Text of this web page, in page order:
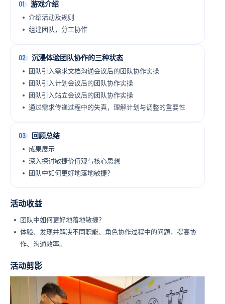
01
游戏介绍
介绍活动及规则
组建团队，分工协作
02
沉浸体验团队协作的三种状态
团队引入需求文档沟通会议后的团队协作实操
团队引入计划会议后的团队协作实操
团队引入站立会议后的团队协作实操
通过需求传递过程中的失真，理解计划与调整的重要性
03
回顾总结
成果展示
深入探讨敏捷价值观与核心思想
团队中如何更好地落地敏捷？
活动收益
团队中如何更好地落地敏捷？
体验、发现并解决不同职能、角色协作过程中的问题，提高协
作、沟通效率。
活动剪影